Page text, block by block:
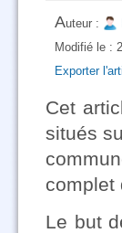
Auteur :
Modifié le :
Exporter
Cet
situés
complet
Le but